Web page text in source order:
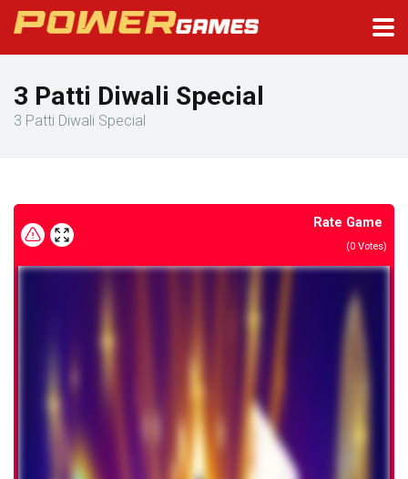
3 Patti Diwali Special
3 Patti Diwali Special
Rate Game
(0 Votes)